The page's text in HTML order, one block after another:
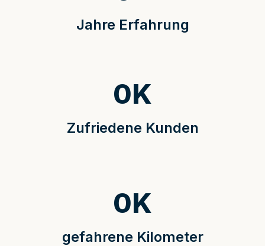
Jahre Erfahrung
Zufriedene Kunden
0K
gefahrene Kilometer
0K